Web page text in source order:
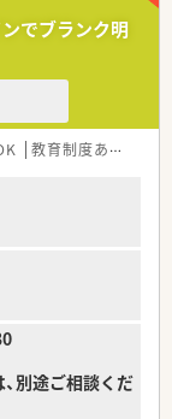
るため、現場スタ
らえる風土があり
クアップしてお
きやすいのが特徴
勤務できる環境で
、多様な処方内
役割を担っていま
る方を求めていま
い場合でも日々の
姿勢を重視いたし
合える、誠実なコ
組める方を歓迎し
測定や肺チェッカ
でブランク明
教育制度あり
別途ご相談くだ